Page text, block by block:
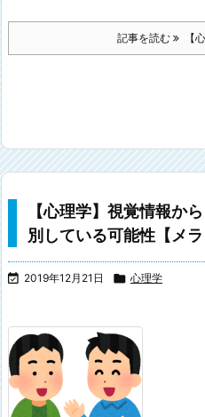
記事を読む 【
【心理学】視覚情報か
別している可能性【メラ
 2019年12月21日  心理学